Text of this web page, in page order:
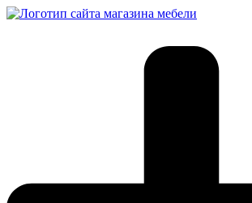
Перейти